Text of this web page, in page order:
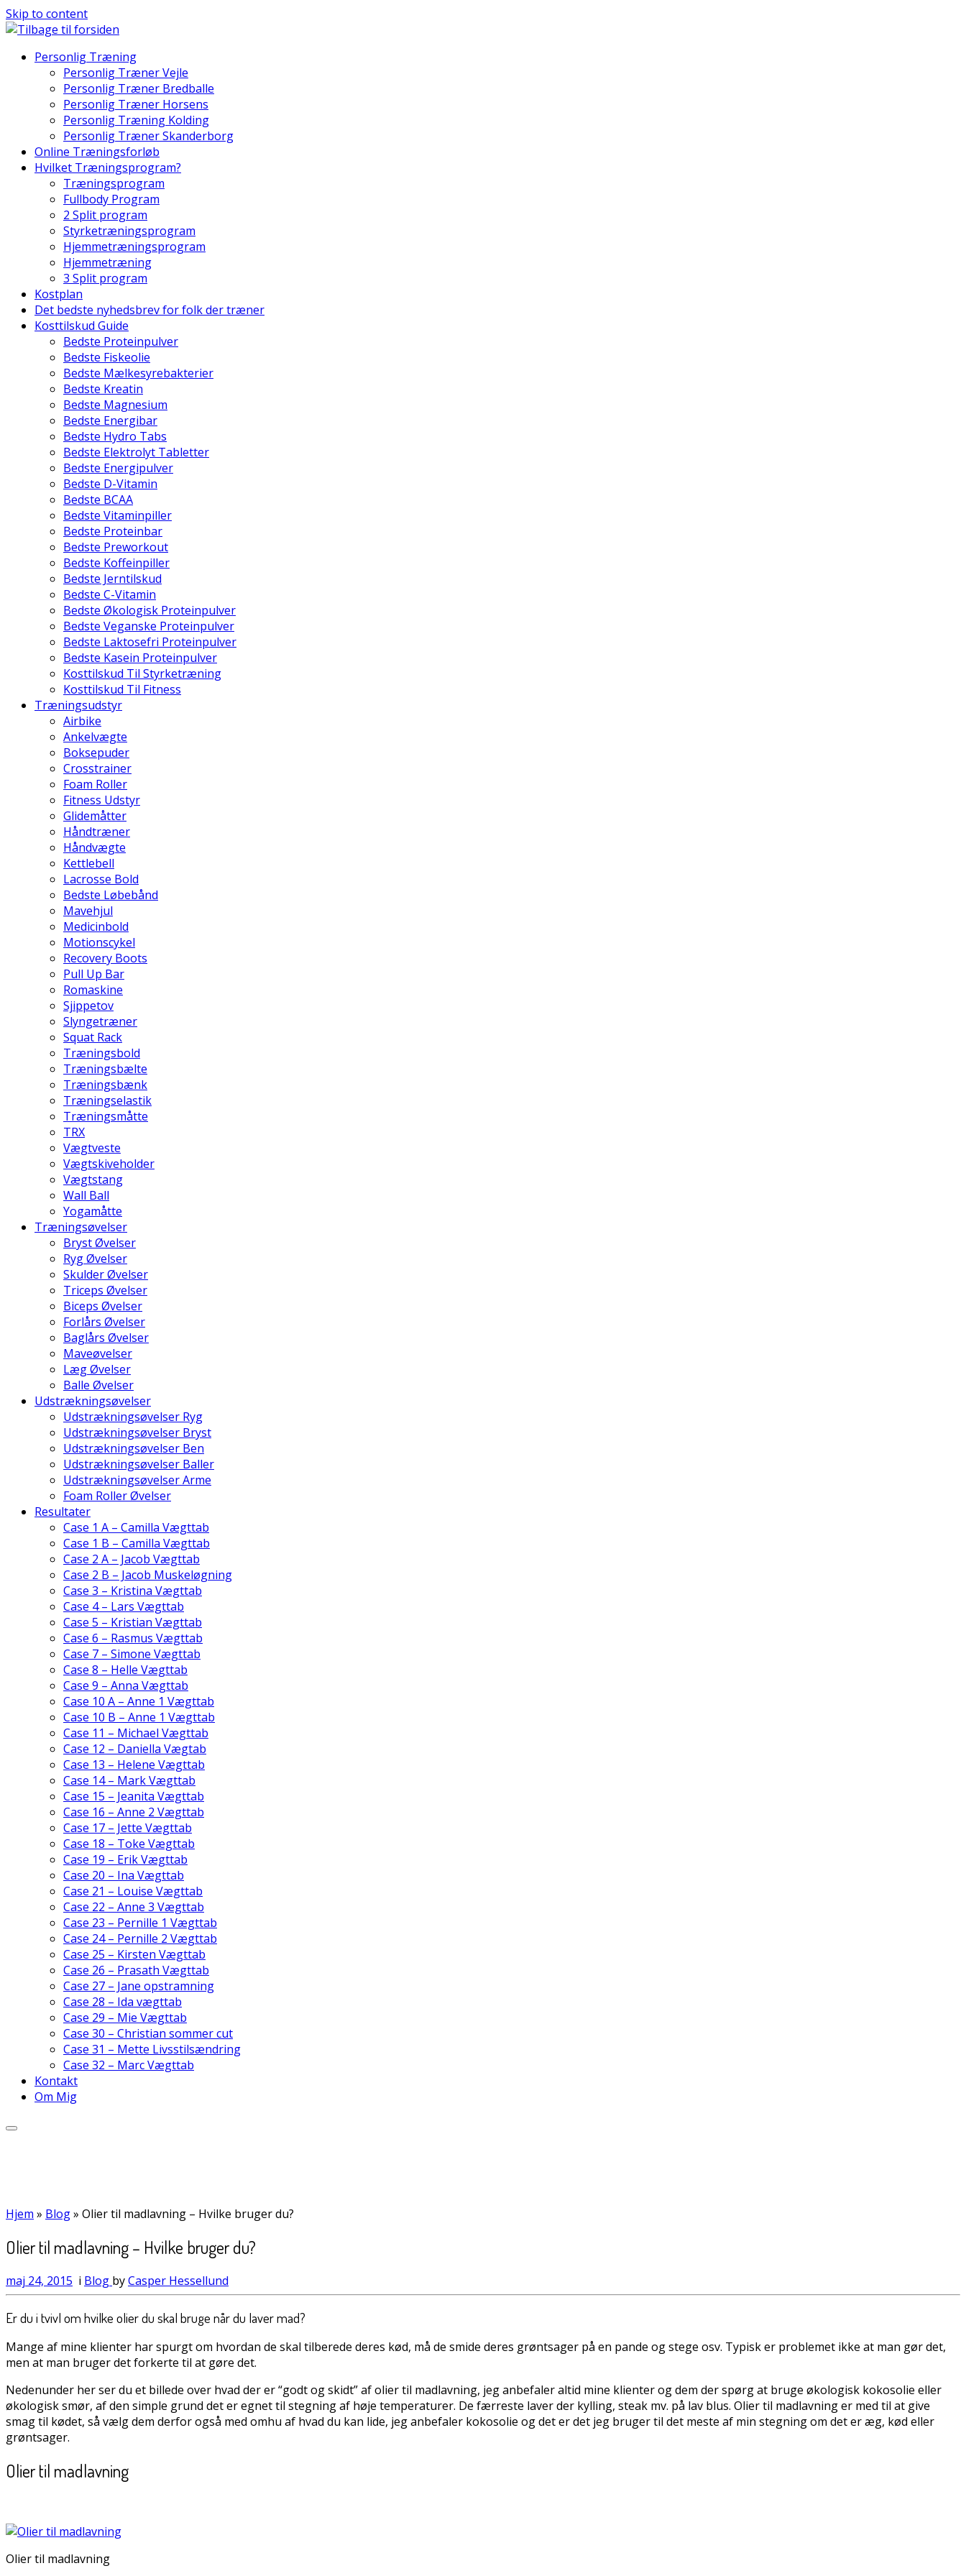
Skip to content
Personlig Træning
Personlig Træner Vejle
Personlig Træner Bredballe
Personlig Træner Horsens
Personlig Træning Kolding
Personlig Træner Skanderborg
Online Træningsforløb
Hvilket Træningsprogram?
Træningsprogram
Fullbody Program
2 Split program
Styrketræningsprogram
Hjemmetræningsprogram
Hjemmetræning
3 Split program
Kostplan
Det bedste nyhedsbrev for folk der træner
Kosttilskud Guide
Bedste Proteinpulver
Bedste Fiskeolie
Bedste Mælkesyrebakterier
Bedste Kreatin
Bedste Magnesium
Bedste Energibar
Bedste Hydro Tabs
Bedste Elektrolyt Tabletter
Bedste Energipulver
Bedste D-Vitamin
Bedste BCAA
Bedste Vitaminpiller
Bedste Proteinbar
Bedste Preworkout
Bedste Koffeinpiller
Bedste Jerntilskud
Bedste C-Vitamin
Bedste Økologisk Proteinpulver
Bedste Veganske Proteinpulver
Bedste Laktosefri Proteinpulver
Bedste Kasein Proteinpulver
Kosttilskud Til Styrketræning
Kosttilskud Til Fitness
Træningsudstyr
Airbike
Ankelvægte
Boksepuder
Crosstrainer
Foam Roller
Fitness Udstyr
Glidemåtter
Håndtræner
Håndvægte
Kettlebell
Lacrosse Bold
Bedste Løbebånd
Mavehjul
Medicinbold
Motionscykel
Recovery Boots
Pull Up Bar
Romaskine
Sjippetov
Slyngetræner
Squat Rack
Træningsbold
Træningsbælte
Træningsbænk
Træningselastik
Træningsmåtte
TRX
Vægtveste
Vægtskiveholder
Vægtstang
Wall Ball
Yogamåtte
Træningsøvelser
Bryst Øvelser
Ryg Øvelser
Skulder Øvelser
Triceps Øvelser
Biceps Øvelser
Forlårs Øvelser
Baglårs Øvelser
Maveøvelser
Læg Øvelser
Balle Øvelser
Udstrækningsøvelser
Udstrækningsøvelser Ryg
Udstrækningsøvelser Bryst
Udstrækningsøvelser Ben
Udstrækningsøvelser Baller
Udstrækningsøvelser Arme
Foam Roller Øvelser
Resultater
Case 1 A – Camilla Vægttab
Case 1 B – Camilla Vægttab
Case 2 A – Jacob Vægttab
Case 2 B – Jacob Muskeløgning
Case 3 – Kristina Vægttab
Case 4 – Lars Vægttab
Case 5 – Kristian Vægttab
Case 6 – Rasmus Vægttab
Case 7 – Simone Vægttab
Case 8 – Helle Vægttab
Case 9 – Anna Vægttab
Case 10 A – Anne 1 Vægttab
Case 10 B – Anne 1 Vægttab
Case 11 – Michael Vægttab
Case 12 – Daniella Vægtab
Case 13 – Helene Vægttab
Case 14 – Mark Vægttab
Case 15 – Jeanita Vægttab
Case 16 – Anne 2 Vægttab
Case 17 – Jette Vægttab
Case 18 – Toke Vægttab
Case 19 – Erik Vægttab
Case 20 – Ina Vægttab
Case 21 – Louise Vægttab
Case 22 – Anne 3 Vægttab
Case 23 – Pernille 1 Vægttab
Case 24 – Pernille 2 Vægttab
Case 25 – Kirsten Vægttab
Case 26 – Prasath Vægttab
Case 27 – Jane opstramning
Case 28 – Ida vægttab
Case 29 – Mie Vægttab
Case 30 – Christian sommer cut
Case 31 – Mette Livsstilsændring
Case 32 – Marc Vægttab
Kontakt
Om Mig
Hjem » Blog» Olier til madlavning – Hvilke bruger du?
Olier til madlavning – Hvilke bruger du?
maj 24, 2015 i Blog byCasper Hessellund
Er du i tvivl om hvilke olier du skal bruge når du laver mad?
Mange af mine klienter har spurgt om hvordan de skal tilberede deres kød, må de smide deres grøntsager på en pande og stege osv. Typisk er problemet ikke at man gør det,
men at man bruger det forkerte til at gøre det.
Nedenunder her ser du et billede over hvad der er “godt og skidt” af olier til madlavning, jeg anbefaler altid mine klienter og dem der spørg at bruge økologisk kokosolie eller
økologisk smør, af den simple grund det er egnet til stegning af høje temperaturer. De færreste laver der kylling, steak mv. på lav blus. Olier til madlavning er med til at give
smag til kødet, så vælg dem derfor også med omhu af hvad du kan lide, jeg anbefaler kokosolie og det er det jeg bruger til det meste af min stegning om det er æg, kød eller
grøntsager.
Olier til madlavning
Olier til madlavning